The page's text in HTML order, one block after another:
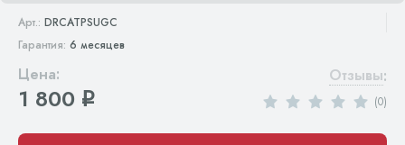
Арт.: DRCATPSUGC
Гарантия: 6 месяцев
Цена:
1 800 q
Отзывы:
(0)